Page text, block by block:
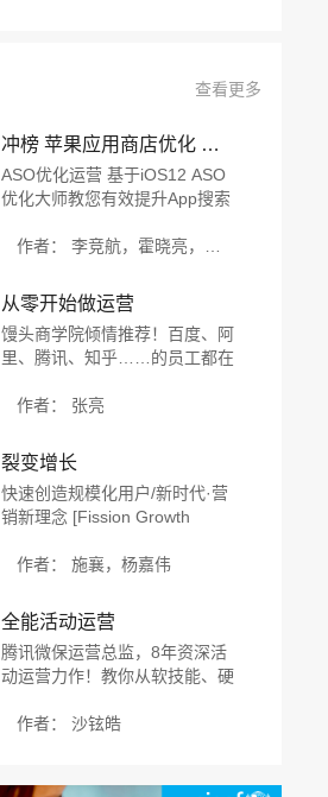
查看更多
冲榜 苹果应用商店优化 ASO 实战
ASO优化运营 基于iOS12 ASO
优化大师教您有效提升App搜索
提升苹果搜索广告的转化率和投
从零开始做运营
馒头商学院倾情推荐！百度、阿
里、腾讯、知乎……的员工都在
网领域优秀回答者倾囊分享接地
作者： 张亮
裂变增长
快速创造规模化用户/新时代·营
销新理念 [Fission Growth
Users]
作者： 施襄，杨嘉伟
全能活动运营
腾讯微保运营总监，8年资深活
动运营力作！教你从软技能、硬
搭建活动运营能力模型！
作者： 沙铉皓